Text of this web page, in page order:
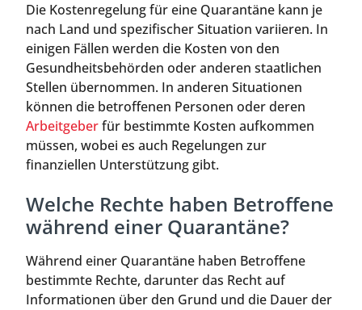
Die Kostenregelung für eine Quarantäne kann je
nach Land und spezifischer Situation variieren. In
einigen Fällen werden die Kosten von den
Gesundheitsbehörden oder anderen staatlichen
Stellen übernommen. In anderen Situationen
können die betroffenen Personen oder deren
Arbeitgeberfür bestimmte Kosten aufkommen
müssen, wobei es auch Regelungen zur
finanziellen Unterstützung gibt.
Welche Rechte haben Betroffene
während einer Quarantäne?
Während einer Quarantäne haben Betroffene
bestimmte Rechte, darunter das Recht auf
Informationen über den Grund und die Dauer der